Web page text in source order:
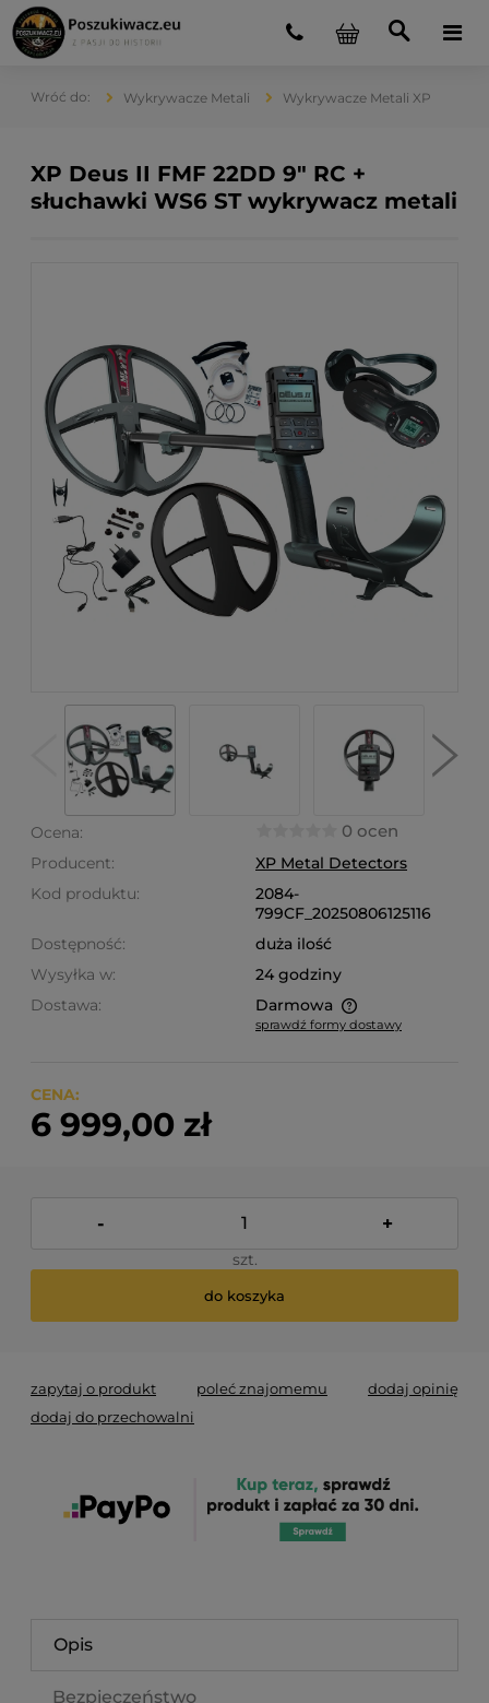
Wykrywacze Metali Wykrywacze Metali XP
XP Deus II FMF 22DD 9" RC +
słuchawki WS6 ST wykrywacz metali
Ocena: 0 ocen
Producent:
XP Metal Detectors
Kod produktu:
2084-
799CF_20250806125116
Dostępność:
duża ilość
Wysyłka w:
24 godziny
Dostawa:
Darmowa
Cena nie zawiera ewentualnych kosztów płatności
sprawdź formy dostawy
CENA:
6 999,00 zł
- +
szt.
do koszyka
zapytaj o produkt poleć znajomemu
dodaj opinię
dodaj do przechowalni
Opis
Bezpieczeństwo